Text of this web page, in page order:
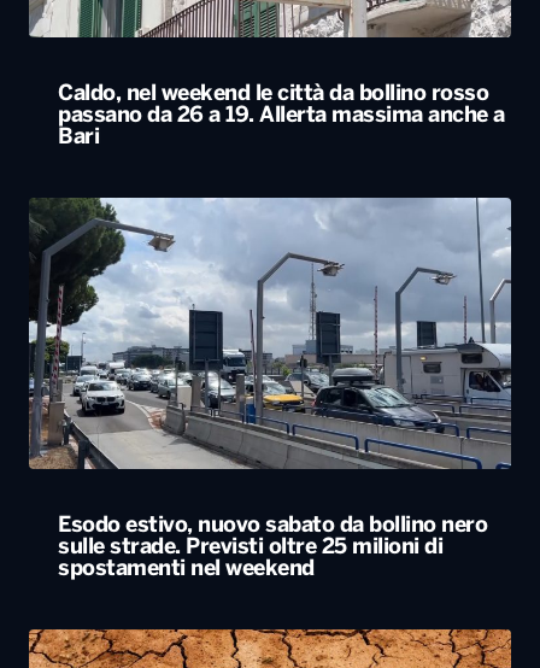
Caldo, nel weekend le città da bollino rosso
passano da 26 a 19. Allerta massima anche a
Bari
Esodo estivo, nuovo sabato da bollino nero
sulle strade. Previsti oltre 25 milioni di
spostamenti nel weekend